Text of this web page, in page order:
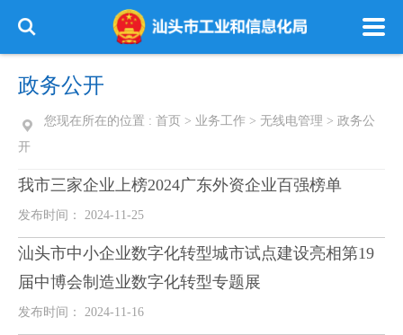
政务公开
您现在所在的位置 : 首页 > 业务工作 > 无线电管理 > 政务公
开
我市三家企业上榜2024广东外资企业百强榜单
发布时间： 2024-11-25
汕头市中小企业数字化转型城市试点建设亮相第19
届中博会制造业数字化转型专题展
发布时间： 2024-11-16